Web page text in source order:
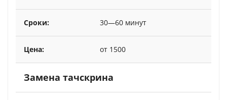
30—60 минут
от 1500
Замена тачскрина